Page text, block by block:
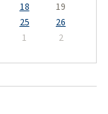
18
19
25
26
1 2